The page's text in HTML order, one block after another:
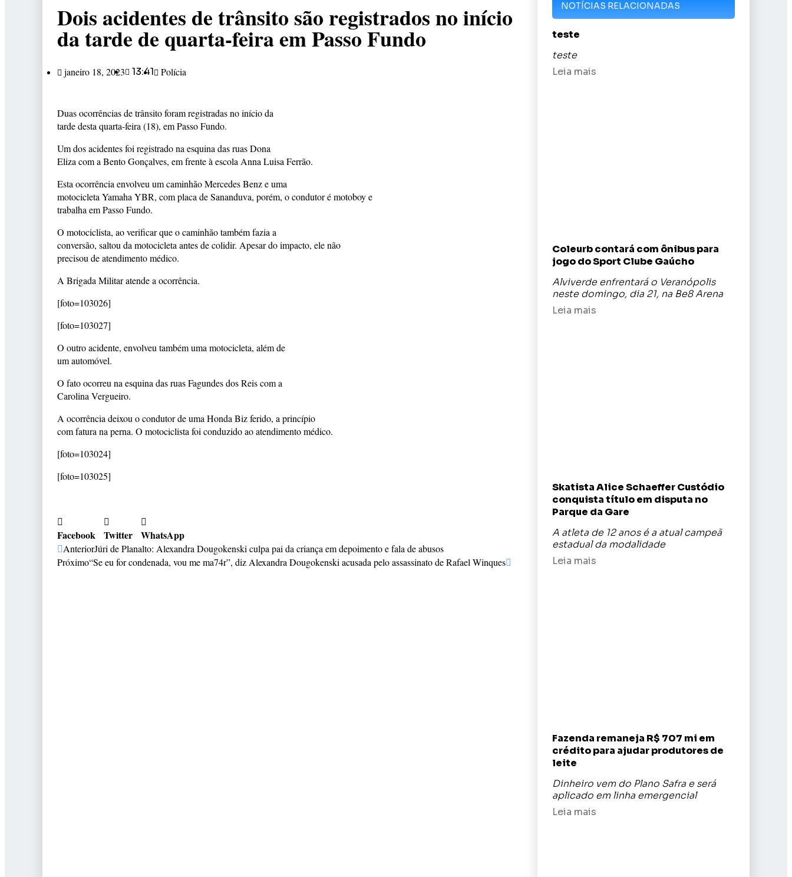
Dois acidentes de trânsito são registrados no início
da tarde de quarta-feira em Passo Fundo
janeiro 18, 2023 13:41 Polícia
Duas ocorrências de trânsito foram registradas no início da
tarde desta quarta-feira (18), em Passo Fundo.
Um dos acidentes foi registrado na esquina das ruas Dona
Eliza com a Bento Gonçalves, em frente à escola Anna Luisa Ferrão.
Esta ocorrência envolveu um caminhão Mercedes Benz e uma
motocicleta Yamaha YBR, com placa de Sananduva, porém, o condutor é motoboy e
trabalha em Passo Fundo.
O motociclista, ao verificar que o caminhão também fazia a
conversão, saltou da motocicleta antes de colidir. Apesar do impacto, ele não
precisou de atendimento médico.
A Brigada Militar atende a ocorrência.
[foto=103026]
[foto=103027]
O outro acidente, envolveu também uma motocicleta, além de
um automóvel.
O fato ocorreu na esquina das ruas Fagundes dos Reis com a
Carolina Vergueiro.
A ocorrência deixou o condutor de uma Honda Biz ferido, a princípio
com fatura na perna. O motociclista foi conduzido ao atendimento médico.
[foto=103024]
[foto=103025]
Facebook Twitter WhatsApp
AnteriorJúri de Planalto: Alexandra Dougokenski culpa pai da criança em depoimento e fala de abusos
Próximo“Se eu for condenada, vou me ma74r”, diz Alexandra Dougokenski acusada pelo assassinato de Rafael Winques
NOTÍCIAS RELACIONADAS
teste
teste
Leia mais
Coleurb contará com ônibus para
jogo do Sport Clube Gaúcho
Alviverde enfrentará o Veranópolis
neste domingo, dia 21, na Be8 Arena
Leia mais
Skatista Alice Schaeffer Custódio
conquista título em disputa no
Parque da Gare
A atleta de 12 anos é a atual campeã
estadual da modalidade
Leia mais
Fazenda remaneja R$ 707 mi em
crédito para ajudar produtores de
leite
Dinheiro vem do Plano Safra e será
aplicado em linha emergencial
Leia mais